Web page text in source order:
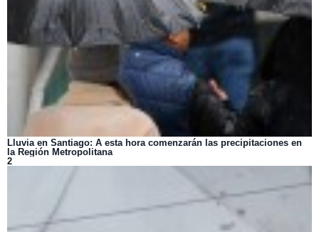
Lluvia en Santiago: A esta hora comenzarán las precipitaciones en
la Región Metropolitana
2